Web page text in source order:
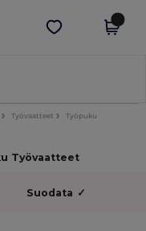
Hae sovellus
Työvaatteet Työpuku
Työvaatteet
Suodata ✓